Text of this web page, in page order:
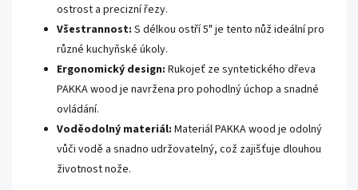
ostrost a precizní řezy.
Všestrannost: S délkou ostří 5" je tento nůž ideální pro
různé kuchyňské úkoly.
Ergonomický design: Rukojeť ze syntetického dřeva
PAKKA wood je navržena pro pohodlný úchop a snadné
ovládání.
Voděodolný materiál: Materiál PAKKA wood je odolný
vůči vodě a snadno udržovatelný, což zajišťuje dlouhou
životnost nože.